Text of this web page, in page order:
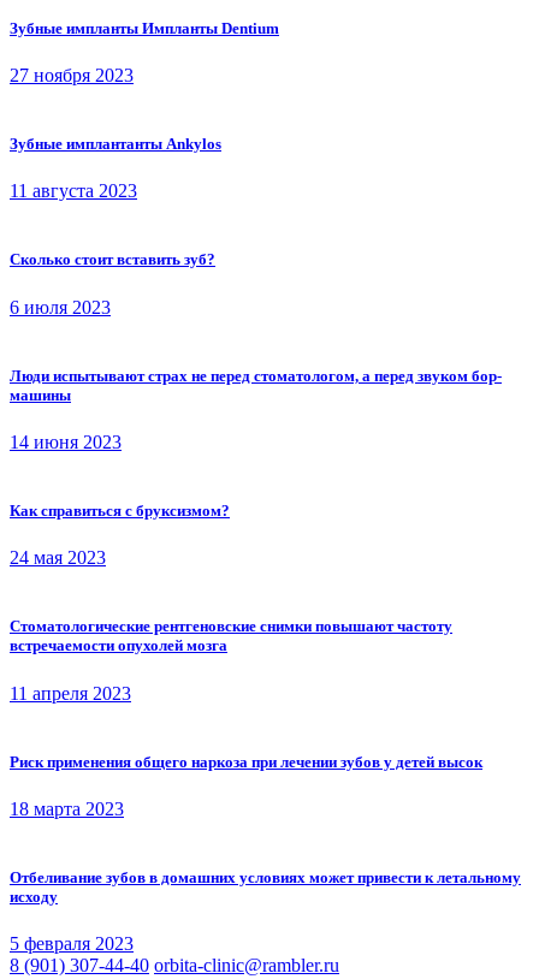
Зубные импланты Импланты Dentium
27 ноября 2023
Зубные имплантанты Ankylos
11 августа 2023
Сколько стоит вставить зуб?
6 июля 2023
Люди испытывают страх не перед стоматологом, а перед звуком бор-
машины
14 июня 2023
Как справиться с бруксизмом?
24 мая 2023
Стоматологические рентгеновские снимки повышают частоту
встречаемости опухолей мозга
11 апреля 2023
Риск применения общего наркоза при лечении зубов у детей высок
18 марта 2023
Отбеливание зубов в домашних условиях может привести к летальному
исходу
5 февраля 2023
8 (901) 307-44-40 orbita-clinic@rambler.ru